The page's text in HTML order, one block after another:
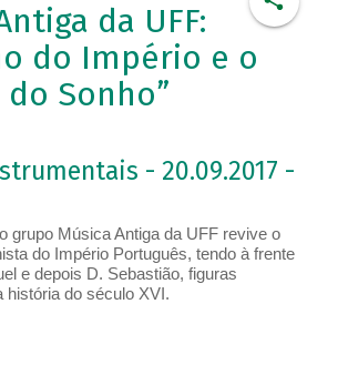
da UFF:
do Império e o
Sonho”
- 20.09.2017 -
grupo Música Antiga da UFF revive o
do Império Português, tendo à frente
e depois D. Sebastião, figuras
história do século XVI.